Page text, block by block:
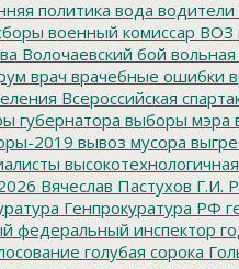
политика вода водители
военный комиссар ВОЗ
Волочаевский бой
врач врачебные ошибки
Всероссийская
губернатора выборы мэра
2019 вывоз мусора
Вячеслав Пастухов Г.И.
Генпрокуратура РФ
федеральный инспектор
голубая сорока